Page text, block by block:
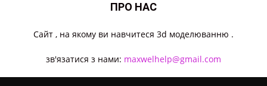
ПРО НАС
Cайт , на якому ви навчитеся 3d моделюванню .
зв'язатися з нами: maxwelhelp@gmail.com